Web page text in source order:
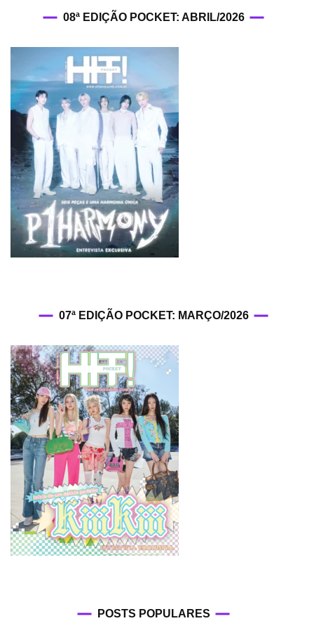
08ª EDIÇÃO POCKET: ABRIL/2026
07ª EDIÇÃO POCKET: MARÇO/2026
POSTS POPULARES